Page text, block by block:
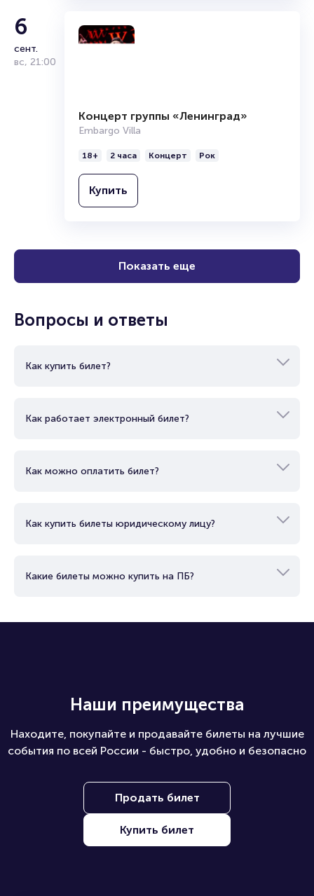
6
сент.
вс, 21:00
Концерт группы «Ленинград»
Embargo Villa
18+ 2 часа Концерт Рок
Купить
Показать еще
Вопросы и ответы
Как купить билет?
Как работает электронный билет?
Как можно оплатить билет?
Как купить билеты юридическому лицу?
Какие билеты можно купить на ПБ?
Наши преимущества
Находите, покупайте и продавайте билеты на лучшие
события по всей России - быстро, удобно и безопасно
Продать билет
Купить билет